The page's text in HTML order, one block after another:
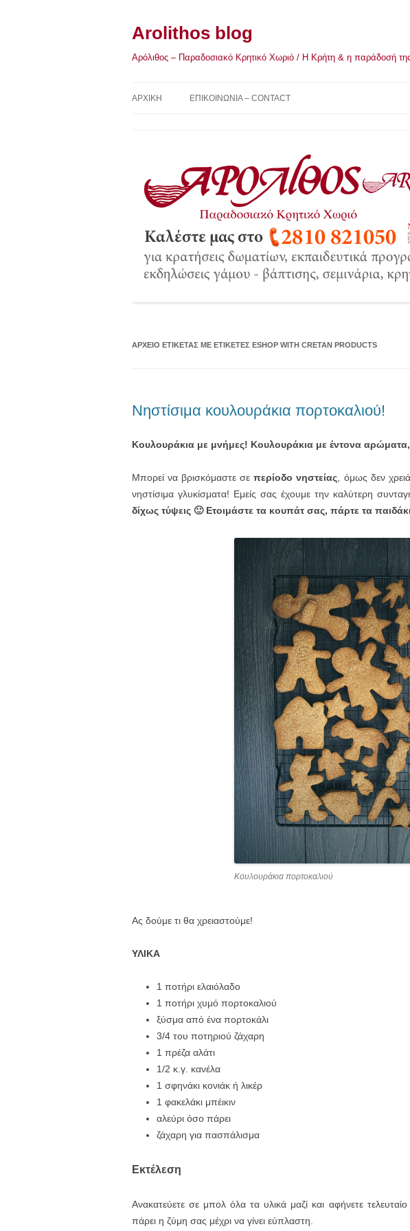
Arolithos blog
Αρόλιθος – Παραδοσιακό Κρητικό Χωριό / Η Κρήτη & η παράδοσή
ΑΡΧΙΚΉ ΕΠΙΚΟΙΝΩΝΙΑ – CONTACT
ΑΡΧΕΊΟ ΕΤΙΚΈΤΑΣ ΜΕ ΕΤΙΚΈΤΕΣ ESHOP WITH CRETAN PRODUCTS
Νηστίσιμα κουλουράκια πορτοκαλιού!
Κουλουράκια με μνήμες! Κουλουράκια με έντονα
Μπορεί να βρισκόμαστε σεπερίοδο νηστείας , όμως δεν
νηστίσιμα γλυκίσματα! Εμείς σας έχουμε την καλύτερη
δίχως τύψεις 🙂 Ετοιμάστε τα κουπάτ σας, πάρτε τα
Κουλουράκια πορτοκαλιού
Ας δούμε τι θα χρειαστούμε!
ΥΛΙΚΑ
1 ποτήρι ‏ελαιόλαδο
1 ποτήρι ‏χυμό πορτοκαλιού
‏ξύσμα από ένα πορτοκάλι
3/4 του ποτηριού ‏ζάχαρη
1 πρέζα ‏αλάτι
1/2 κ.γ. ‏κανέλα
1 σφηνάκι ‏κονιάκ ή λικέρ
1 φακελάκι ‏μπέικιν
‏αλεύρι όσο πάρει
ζάχαρη για πασπάλισμα
Εκτέλεση
Ανακατεύετε σε μπολ όλα τα υλικά μαζί και αφήνετε
πάρει η ζύμη σας μέχρι να γίνει εύπλαστη.